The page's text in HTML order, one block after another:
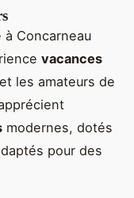
à Concarneau
vacances
les amateurs de
modernes, dotés
pour des